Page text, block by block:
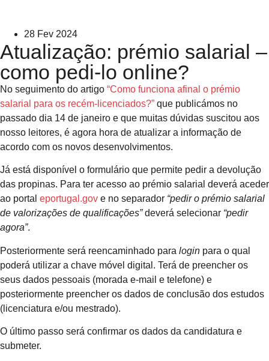
28 Fev 2024
Atualização: prémio salarial –
como pedi-lo online?
No seguimento do artigo “Como funciona afinal o prémio
salarial para os recém-licenciados?” que publicámos no
passado dia 14 de janeiro e que muitas dúvidas suscitou aos
nosso leitores, é agora hora de atualizar a informação de
acordo com os novos desenvolvimentos.
Já está disponível o formulário que permite pedir a devolução
das propinas. Para ter acesso ao prémio salarial deverá aceder
ao portal eportugal.gov e no separador “pedir o prémio salarial
de valorizações de qualificações”deverá selecionar “pedir
agora”.
Posteriormente será reencaminhado para login para o qual
poderá utilizar a chave móvel digital. Terá de preencher os
seus dados pessoais (morada e-mail e telefone) e
posteriormente preencher os dados de conclusão dos estudos
(licenciatura e/ou mestrado).
O último passo será confirmar os dados da candidatura e
submeter.